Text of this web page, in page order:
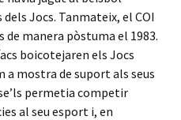
Jocs. Tanmateix, el COI
manera pòstuma el 1983.
boicotejaren els Jocs
a mostra de suport als seus
permetia competir
al seu esport i, en